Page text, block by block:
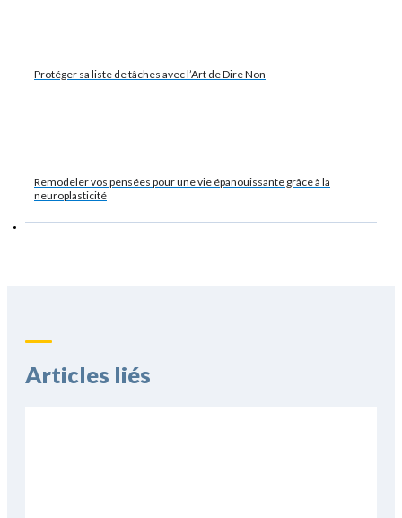
Protéger sa liste de tâches avec l’Art de Dire Non
Remodeler vos pensées pour une vie épanouissante grâce à la
neuroplasticité
Articles liés